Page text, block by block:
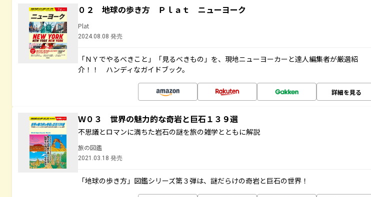
０２ 地球の歩き方 Ｐｌａｔ ニューヨーク
Plat
2024.08.08 発売
「ＮＹでやるべきこと」「見るべきもの」を、現地ニューヨーカーと達人編集者が厳選紹
介！！ ハンディなガイドブック。
詳細を見る
Ｗ０３ 世界の魅力的な奇岩と巨石１３９選
不思議とロマンに満ちた岩石の謎を旅の雑学とともに解説
旅の図鑑
2021.03.18 発売
「地球の歩き方」図鑑シリーズ第３弾は、謎だらけの奇岩と巨石の世界！